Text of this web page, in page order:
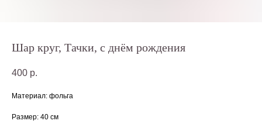
Шар круг, Тачки, с днём рождения
400 р.
Материал: фольга
Размер: 40 см